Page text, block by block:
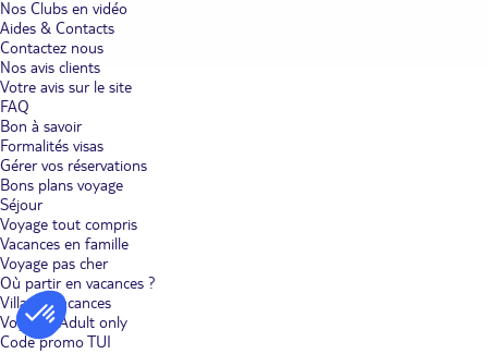
Nos Clubs en vidéo
Aides & Contacts
Contactez nous
Nos avis clients
Votre avis sur le site
FAQ
Bon à savoir
Formalités visas
Gérer vos réservations
Bons plans voyage
Séjour
Voyage tout compris
Vacances en famille
Voyage pas cher
Où partir en vacances ?
Villages vacances
Voyages Adult only
Code promo TUI